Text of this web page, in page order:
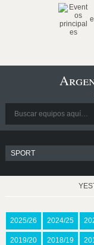
2025/26 2024/25
2019/20 2018/19